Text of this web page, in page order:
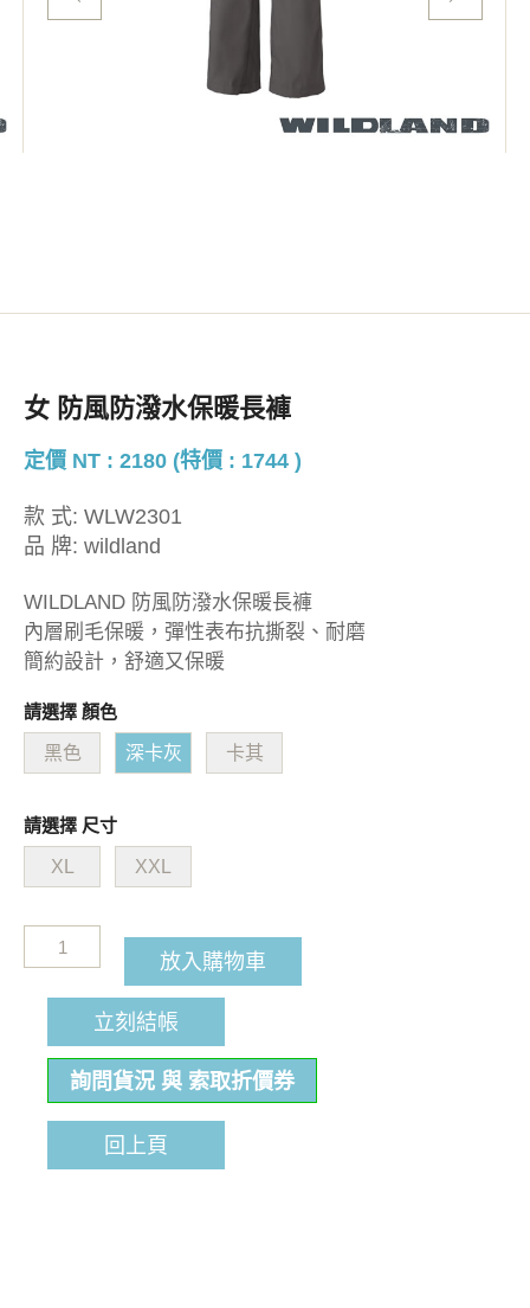
女 防風防潑水保暖長褲
定價 NT : 2180 (特價 : 1744 )
款 式: WLW2301
品 牌: wildland
WILDLAND 防風防潑水保暖長褲
內層刷毛保暖，彈性表布抗撕裂、耐磨
簡約設計，舒適又保暖
請選擇 顏色
黑色 深卡灰 卡其
請選擇 尺寸
XL XXL
放入購物車
立刻結帳
詢問貨況 與 索取折價券
回上頁